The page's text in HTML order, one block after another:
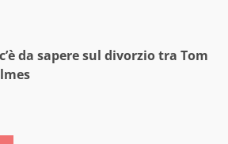
da sapere sul divorzio tra Tom